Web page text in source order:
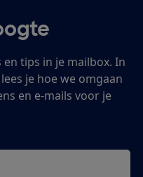
tips in je mailbox. In
lees je hoe we omgaan
en e-mails voor je